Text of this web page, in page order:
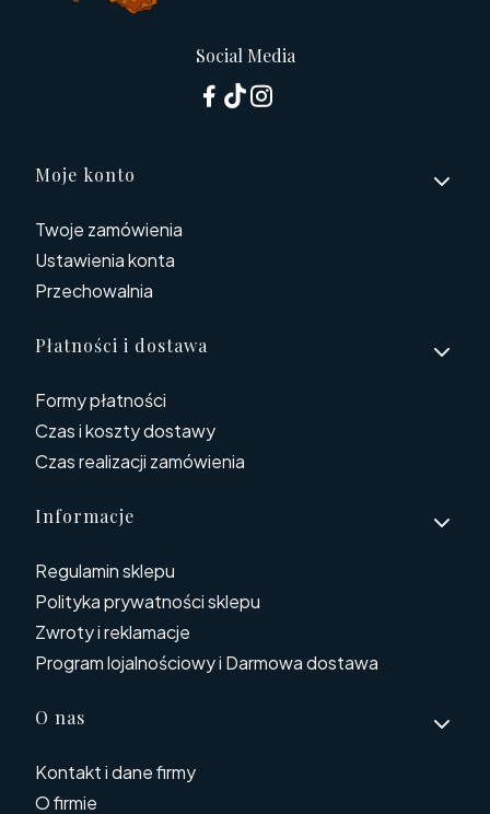
Social Media
Linki w stopce
Moje konto
Twoje zamówienia
Ustawienia konta
Przechowalnia
Płatności i dostawa
Formy płatności
Czas i koszty dostawy
Czas realizacji zamówienia
Informacje
Regulamin sklepu
Polityka prywatności sklepu
Zwroty i reklamacje
Program lojalnościowy i Darmowa dostawa
O nas
Kontakt i dane firmy
O firmie